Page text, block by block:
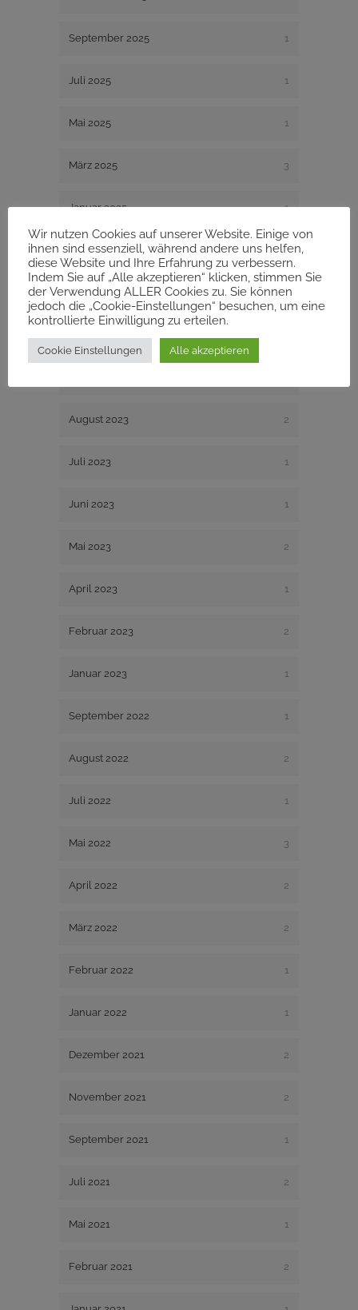
September 2025 1
Juli 2025 1
Mai 2025 1
März 2025 3
Januar 2025 1
Dezember 2024 1
August 2024 1
August 2023 2
Juli 2023 1
Juni 2023 1
Mai 2023 2
April 2023 1
Februar 2023 2
Januar 2023 1
September 2022 1
August 2022 2
Juli 2022 1
Mai 2022 3
April 2022 2
März 2022 2
Februar 2022 1
Januar 2022 1
Dezember 2021 2
November 2021 2
September 2021 1
Juli 2021 2
Mai 2021 1
Februar 2021 2
Wir nutzen Cookies auf unserer Website. Einige von
ihnen sind essenziell, während andere uns helfen,
diese Website und Ihre Erfahrung zu verbessern.
Indem Sie auf „Alle akzeptieren“ klicken, stimmen Sie
der Verwendung ALLER Cookies zu. Sie können
jedoch die „Cookie-Einstellungen“ besuchen, um eine
kontrollierte Einwilligung zu erteilen.
Cookie Einstellungen Alle akzeptieren